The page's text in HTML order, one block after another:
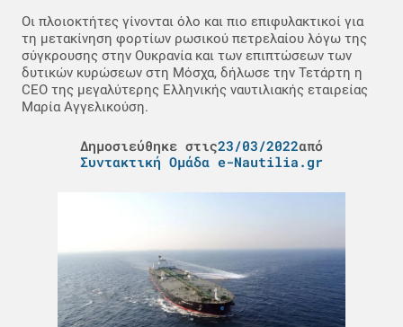
Οι πλοιοκτήτες γίνονται όλο και πιο επιφυλακτικοί για
τη μετακίνηση φορτίων ρωσικού πετρελαίου λόγω της
σύγκρουσης στην Ουκρανία και των επιπτώσεων των
δυτικών κυρώσεων στη Μόσχα, δήλωσε την Τετάρτη η
CEO της μεγαλύτερης Ελληνικής ναυτιλιακής εταιρείας
Μαρία Αγγελικούση.
Δημοσιεύθηκε στις23/03/2022από
Συντακτική Ομάδα e-Nautilia.gr